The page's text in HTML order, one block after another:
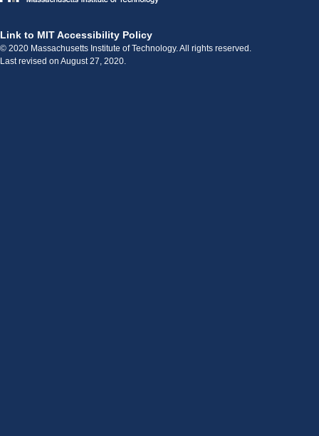
Link to MIT Accessibility Policy
© 2020 Massachusetts Institute of Technology. All rights reserved.
Last revised on August 27, 2020.